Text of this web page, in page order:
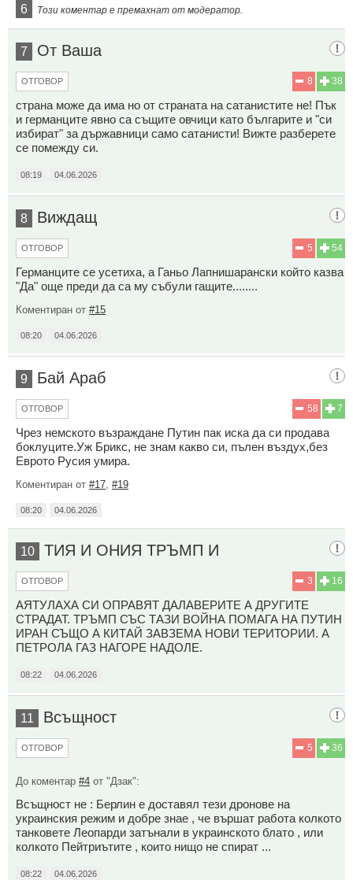
6 Този коментар е премахнат от модератор.
7 От Ваша
38
8
ОТГОВОР
страна може да има но от страната на сатанистите не! Пък
и германците явно са същите овчици като българите и "си
избират" за държавници само сатанисти! Вижте разберете
се помежду си.
08:19 04.06.2026
8 Виждащ
54
5
ОТГОВОР
Германците се усетиха, а Ганьо Лапнишарански който казва
"Да" още преди да са му събули гащите........
Коментиран от #15
08:20 04.06.2026
9 Бай Араб
7
58
ОТГОВОР
Чрез немското възраждане Путин пак иска да си продава
боклуците.Уж Брикс, не знам какво си, пълен въздух,без
Еврото Русия умира.
Коментиран от #17 #19
08:20 04.06.2026
10 ТИЯ И ОНИЯ ТРЪМП И
16
3
ОТГОВОР
АЯТУЛАХА СИ ОПРАВЯТ ДАЛАВЕРИТЕ А ДРУГИТЕ
СТРАДАТ. ТРЪМП СЪС ТАЗИ ВОЙНА ПОМАГА НА ПУТИН
ИРАН СЪЩО А КИТАЙ ЗАВЗЕМА НОВИ ТЕРИТОРИИ. А
ПЕТРОЛА ГАЗ НАГОРЕ НАДОЛЕ.
08:22 04.06.2026
11 Всъщност
36
5
ОТГОВОР
До коментар #4 от "Дзак":
Всъщност не : Берлин е доставял тези дронове на
украинския режим и добре знае , че вършат работа колкото
танковете Леопарди затънали в украинското блато , или
колкото Пейтриътите , които нищо не спират ...
08:22 04.06.2026